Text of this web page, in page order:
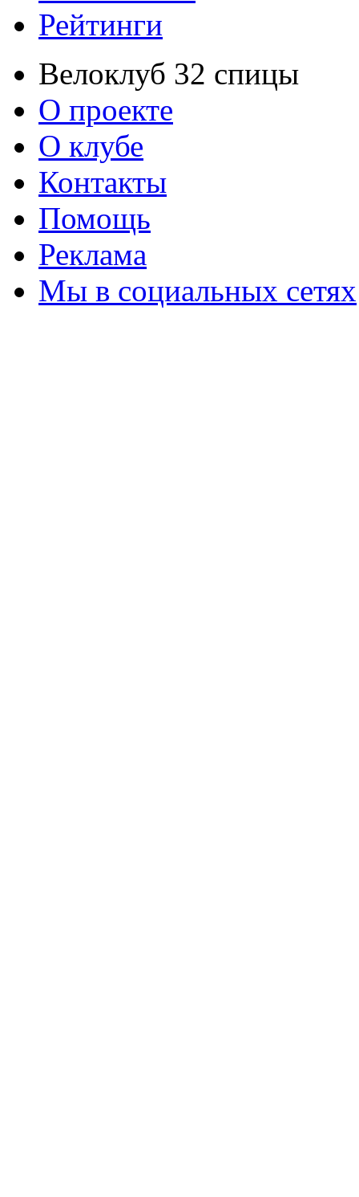
Рейтинги
Велоклуб 32 спицы
О проекте
О клубе
Контакты
Помощь
Реклама
Мы в социальных сетях